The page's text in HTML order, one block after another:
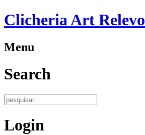
Clicheria Art Relevo
Menu
Search
Login